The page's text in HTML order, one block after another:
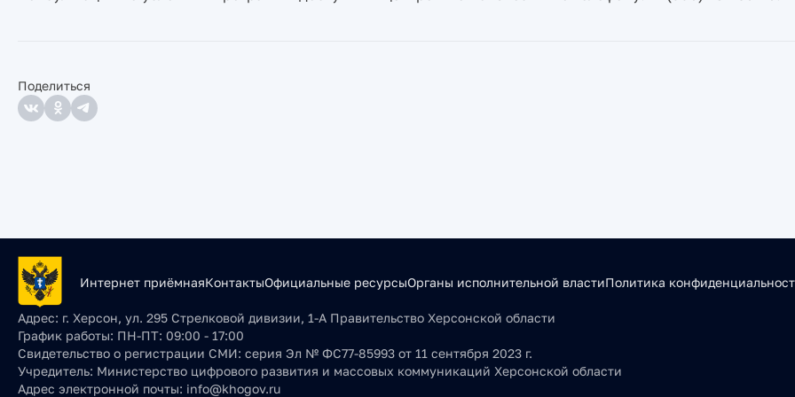
Поделиться
Интернет приёмнаяКонтактыОфициальные ресурсыОрганы исполнительной властиПолитика
Адрес: г. Херсон, ул. 295 Стрелковой дивизии, 1-А Правительство Херсонской области
График работы: ПН-ПТ: 09:00 - 17:00
Свидетельство о регистрации СМИ: серия Эл № ФС77-85993 от 11 сентября 2023 г.
Учредитель: Министерство цифрового развития и массовых коммуникаций Херсонской области
Адрес электронной почты: info@khogov.ru